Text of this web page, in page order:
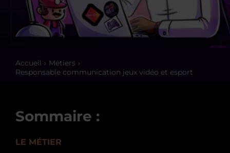
Accueil
Métiers
Responsable communication jeux vidéo et esport
Sommaire :
LE MÉTIER